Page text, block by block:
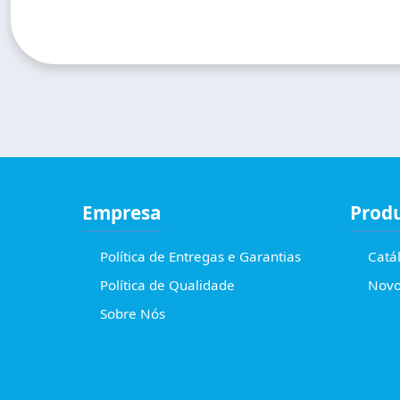
Empresa
Política de Entregas e Garantias
Política de Qualidade
Sobre Nós